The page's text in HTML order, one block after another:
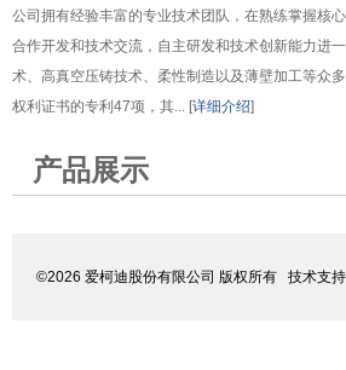
公司拥有经验丰富的专业技术团队，在熟练掌握核
合作开发和技术交流，自主研发和技术创新能力进
术、高真空压铸技术、柔性制造以及薄壁加工等众
权利证书的专利47项，其... [详细介绍]
产品展示
©2026 爱柯迪股份有限公司 版权所有 技术支持